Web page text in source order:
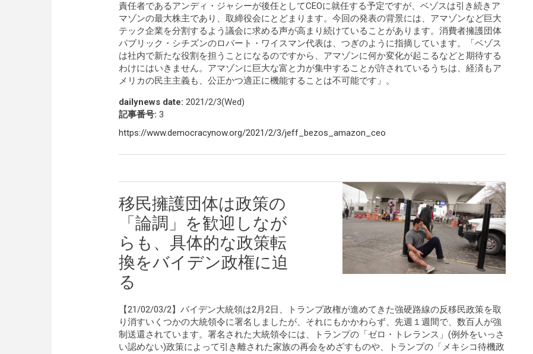
責任者であるアンディ・ジャシーが後任としてCEOに就任する予定ですが、ベゾスは引き続きア
マゾンの最大株主であり、取締役会にとどまります。今回の発表の背景には、アマゾンなど巨大
テック企業を分割するよう議会に求める声が高まり続けていることがあります。消費者擁護団体
パブリック・シチズンのロバート・ワイスマン代表は、つぎのように指摘しています。「ベゾス
は社内で新たな役割を担うことになるのですから、アマゾンに何か変化が起こるなどと期待する
わけにはいきません。アマゾンに巨大な富と力が集中することが許されているうちは、経済もア
メリカの民主主義も、公正かつ適正に機能することは不可能です」。
dailynews date: 2021/2/3(Wed)
記事番号: 3
https://www.democracynow.org/2021/2/3/jeff_bezos_amazon_ceo
移民擁護団体は政策の
「論調」を歓迎しなが
らも、具体的な政策転
換をバイデン政権に迫
る
【21/02/03/2】バイデン大統領は2月2日、トランプ政権が進めてきた強硬路線の反移民政策を取
り消すいくつかの大統領令に署名しましたが、それにもかかわらず、先週１週間で、数百人が強
制送還されています。署名された大統領令には、トランプの「ゼロ・トレランス」(例外をいっさ
い認めない)政策によって引き離された家族の再会をめざすものや、トランプの「メキシコ待機政